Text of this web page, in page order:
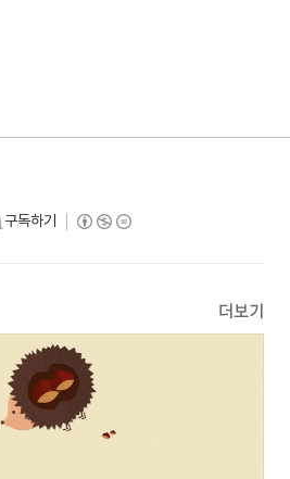
구독하기
더보기